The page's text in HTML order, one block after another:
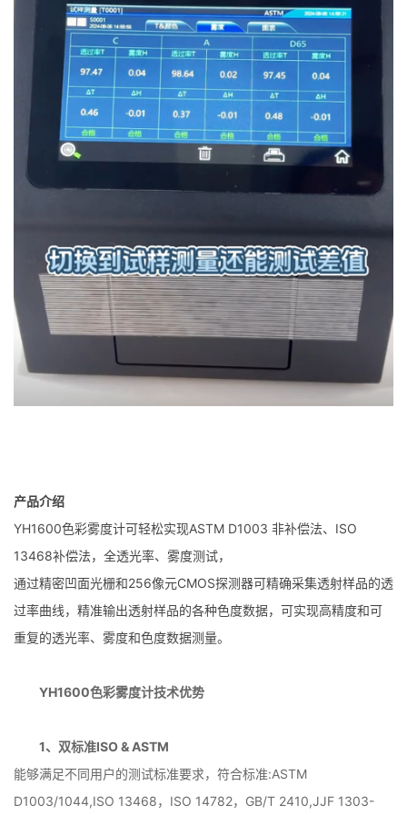
产品介绍
YH1600色彩雾度计可轻松实现ASTM D1003 非补偿法、ISO
13468补偿法，全透光率、雾度测试，
通过精密凹面光栅和256像元CMOS探测器可精确采集透射样品的透
过率曲线，精准输出透射样品的各种色度数据，可实现高精度和可
重复的透光率、雾度和色度数据测量。
YH1600色彩雾度计技术优势
1、双标准ISO & ASTM
能够满足不同用户的测试标准要求，符合标准:ASTM
D1003/1044,ISO 13468，ISO 14782，GB/T 2410,JJF 1303-